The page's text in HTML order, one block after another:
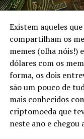
Existem aqueles
compartilham os
memes (olha nóis!)
dólares com os
forma, os dois
são um pouco de
mais conhecidos
criptomoeda que
neste ano e chegou